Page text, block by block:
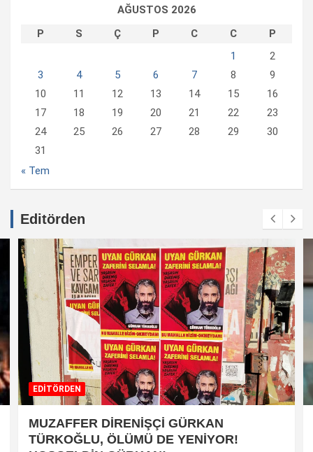
AĞUSTOS 2026
P
S Ç P C C
P
1
2
3
4 5 6 7 8
9
10
11 12 13 14 15
16
17
18 19 20 21 22
23
24
25 26 27 28 29
30
31
« Tem
Editörden
EDİTÖRDEN
MUZAFFER DİRENİŞÇİ GÜRKAN
TÜRKOĞLU, ÖLÜMÜ DE YENİYOR!